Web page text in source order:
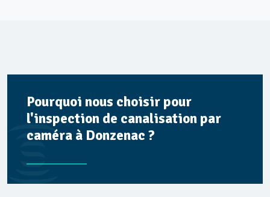
Pourquoi nous choisir pour
l'inspection de canalisation par
caméra à Donzenac ?